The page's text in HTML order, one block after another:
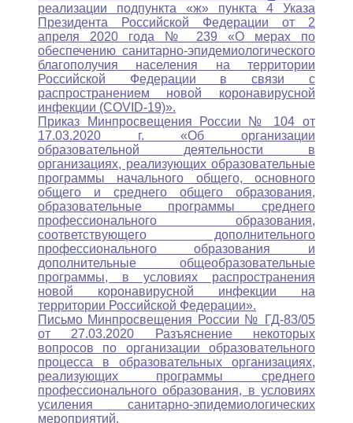
реализации подпункта «ж» пункта 4 Указа
Президента Российской Федерации от 2
апреля 2020 года № 239 «О мерах по
обеспечению санитарно-эпидемиологического
благополучия населения на территории
Российской Федерации в связи с
распространением новой коронавирусной
инфекции (COVID-19)».
Приказ Минпросвещения России № 104 от
17.03.2020 г. «Об организации
образовательной деятельности в
организациях, реализующих образовательные
программы начального общего, основного
общего и среднего общего образования,
образовательные программы среднего
профессионального образования,
соответствующего дополнительного
профессионального образования и
дополнительные общеобразовательные
программы, в условиях распространения
новой коронавирусной инфекции на
территории Российской Федерации».
Письмо Минпросвещения России № ГД-83/05
от 27.03.2020 Разъяснение некоторых
вопросов по организации образовательного
процесса в образовательных организациях,
реализующих программы среднего
профессионального образования, в условиях
усиления санитарно-эпидемиологических
мероприятий.